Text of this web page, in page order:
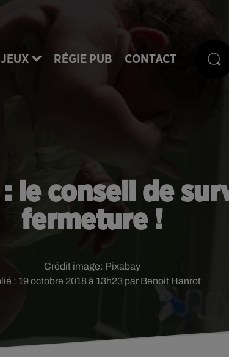
JEUX RÉGIE PUB CONTACT
le conseil de
fermeture !
: 19 octobre 2018 à 13h23 par Benoit Hanrot
Crédit image: Pixabay